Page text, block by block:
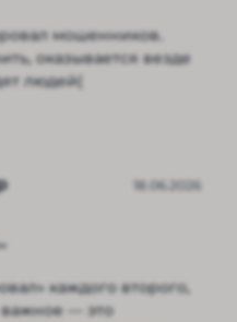
мошенников.
оказывается везде
людей(
18.06.2026
каждого второго,
важное — это